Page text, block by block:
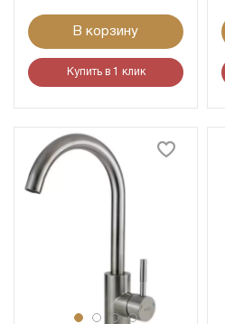
В корзину
Купить в 1 клик